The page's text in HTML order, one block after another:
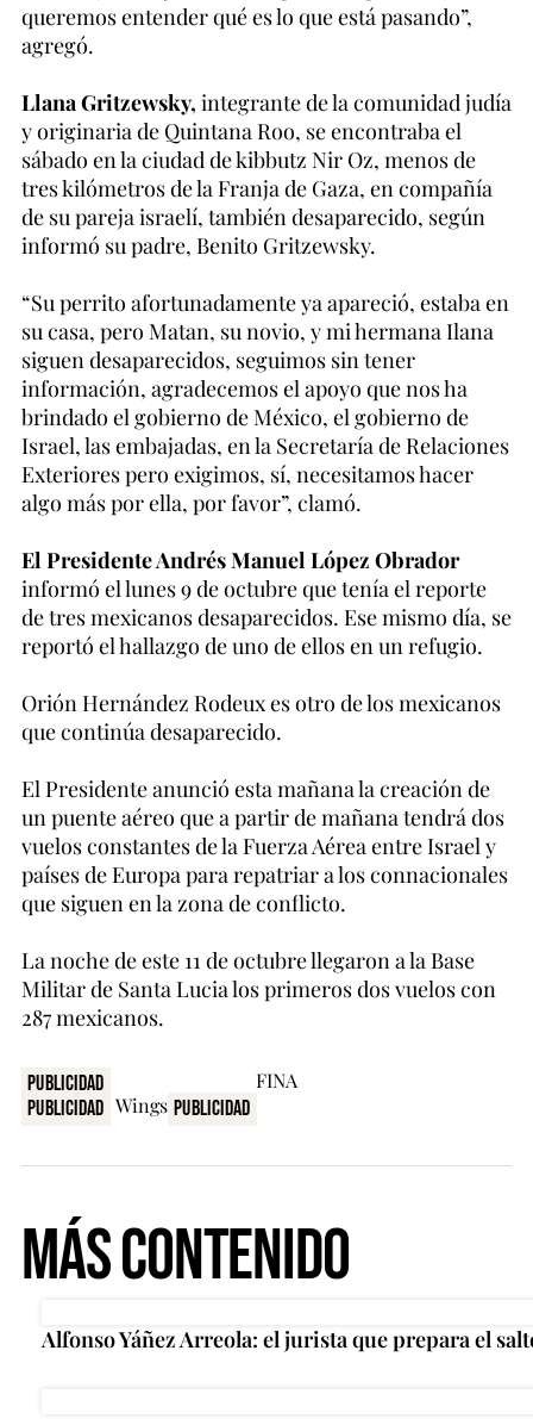
queremos entender qué es lo que está pasando”,
agregó.
Llana Gritzewsky, integrante de la comunidad judía
y originaria de Quintana Roo, se encontraba el
sábado en la ciudad de kibbutz Nir Oz, menos de
tres kilómetros de la Franja de Gaza, en compañía
de su pareja israelí, también desaparecido, según
informó su padre, Benito Gritzewsky.
“Su perrito afortunadamente ya apareció, estaba en
su casa, pero Matan, su novio, y mi hermana Ilana
siguen desaparecidos, seguimos sin tener
información, agradecemos el apoyo que nos ha
brindado el gobierno de México, el gobierno de
Israel, las embajadas, en la Secretaría de Relaciones
Exteriores pero exigimos, sí, necesitamos hacer
algo más por ella, por favor”, clamó.
El Presidente Andrés Manuel López Obrador
informó el lunes 9 de octubre que tenía el reporte
de tres mexicanos desaparecidos. Ese mismo día, se
reportó el hallazgo de uno de ellos en un refugio.
Orión Hernández Rodeux es otro de los mexicanos
que continúa desaparecido.
El Presidente anunció esta mañana la creación de
un puente aéreo que a partir de mañana tendrá dos
vuelos constantes de la Fuerza Aérea entre Israel y
países de Europa para repatriar a los connacionales
que siguen en la zona de conflicto.
La noche de este 11 de octubre llegaron a la Base
Militar de Santa Lucia los primeros dos vuelos con
287 mexicanos.
Publicidad
Publicidad
Publicidad
Más Contenido
Alfonso Yáñez Arreola: el jurista que prepara el